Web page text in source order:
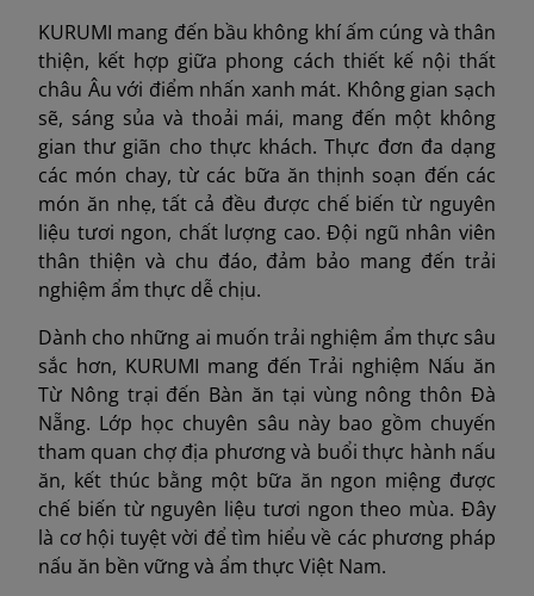
KURUMI mang đến bầu không khí ấm cúng và thân
thiện, kết hợp giữa phong cách thiết kế nội thất
châu Âu với điểm nhấn xanh mát. Không gian sạch
sẽ, sáng sủa và thoải mái, mang đến một không
gian thư giãn cho thực khách. Thực đơn đa dạng
các món chay, từ các bữa ăn thịnh soạn đến các
món ăn nhẹ, tất cả đều được chế biến từ nguyên
liệu tươi ngon, chất lượng cao. Đội ngũ nhân viên
thân thiện và chu đáo, đảm bảo mang đến trải
nghiệm ẩm thực dễ chịu.
Dành cho những ai muốn trải nghiệm ẩm thực sâu
sắc hơn, KURUMI mang đến Trải nghiệm Nấu ăn
Từ Nông trại đến Bàn ăn tại vùng nông thôn Đà
Nẵng. Lớp học chuyên sâu này bao gồm chuyến
tham quan chợ địa phương và buổi thực hành nấu
ăn, kết thúc bằng một bữa ăn ngon miệng được
chế biến từ nguyên liệu tươi ngon theo mùa. Đây
là cơ hội tuyệt vời để tìm hiểu về các phương pháp
nấu ăn bền vững và ẩm thực Việt Nam.